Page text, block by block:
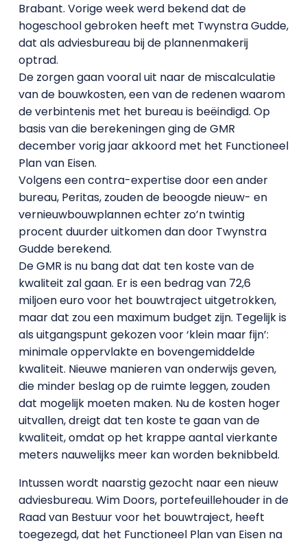
Brabant. Vorige week werd bekend dat de
hogeschool gebroken heeft met Twynstra Gudde,
dat als adviesbureau bij de plannenmakerij
optrad.
De zorgen gaan vooral uit naar de miscalculatie
van de bouwkosten, een van de redenen waarom
de verbintenis met het bureau is beëindigd. Op
basis van die berekeningen ging de GMR
december vorig jaar akkoord met het Functioneel
Plan van Eisen.
Volgens een contra-expertise door een ander
bureau, Peritas, zouden de beoogde nieuw- en
vernieuwbouwplannen echter zo’n twintig
procent duurder uitkomen dan door Twynstra
Gudde berekend.
De GMR is nu bang dat dat ten koste van de
kwaliteit zal gaan. Er is een bedrag van 72,6
miljoen euro voor het bouwtraject uitgetrokken,
maar dat zou een maximum budget zijn. Tegelijk is
als uitgangspunt gekozen voor ‘klein maar fijn’:
minimale oppervlakte en bovengemiddelde
kwaliteit. Nieuwe manieren van onderwijs geven,
die minder beslag op de ruimte leggen, zouden
dat mogelijk moeten maken. Nu de kosten hoger
uitvallen, dreigt dat ten koste te gaan van de
kwaliteit, omdat op het krappe aantal vierkante
meters nauwelijks meer kan worden beknibbeld.
Intussen wordt naarstig gezocht naar een nieuw
adviesbureau. Wim Doors, portefeuillehouder in de
Raad van Bestuur voor het bouwtraject, heeft
toegezegd, dat het Functioneel Plan van Eisen na